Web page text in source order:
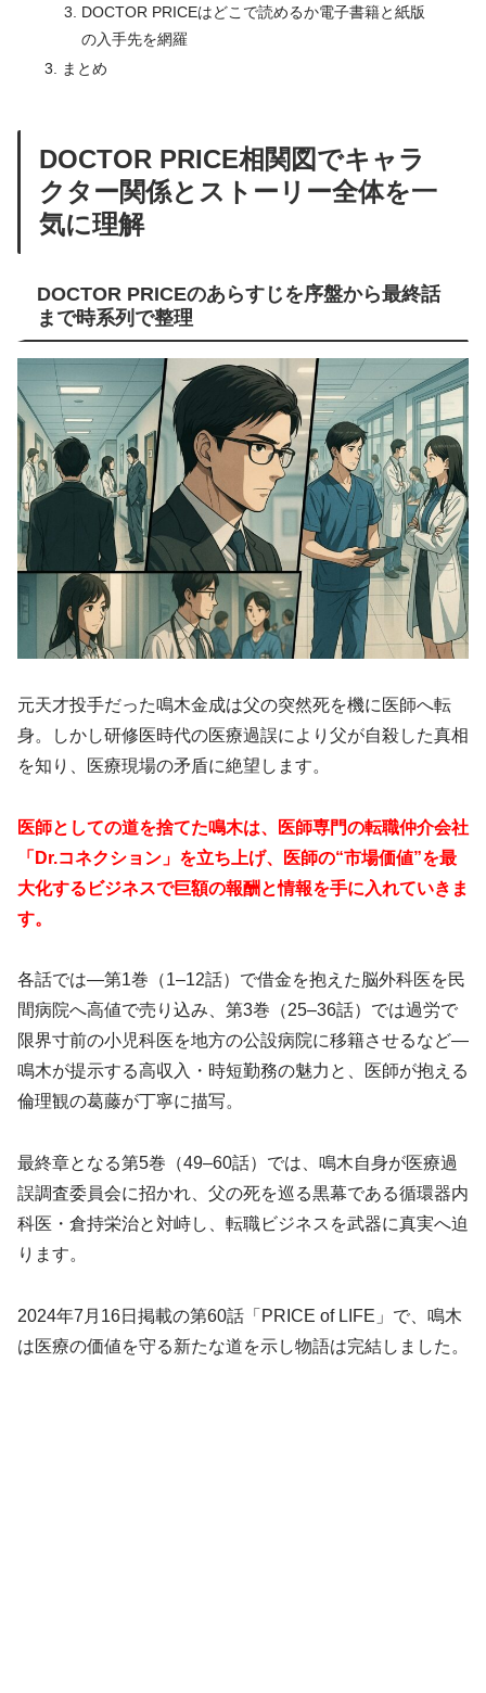
DOCTOR PRICEはどこで読めるか電子書籍と紙版
の入手先を網羅
まとめ
DOCTOR PRICE相関図でキャラ
クター関係とストーリー全体を一
気に理解
DOCTOR PRICEのあらすじを序盤から最終話
まで時系列で整理
元天才投手だった鳴木金成は父の突然死を機に医師へ転
身。しかし研修医時代の医療過誤により父が自殺した真相
を知り、医療現場の矛盾に絶望します。
医師としての道を捨てた鳴木は、医師専門の転職仲介会社
「Dr.コネクション」を立ち上げ、医師の“市場価値”を最
大化するビジネスで巨額の報酬と情報を手に入れていきま
す。
各話では—第1巻（1–12話）で借金を抱えた脳外科医を民
間病院へ高値で売り込み、第3巻（25–36話）では過労で
限界寸前の小児科医を地方の公設病院に移籍させるなど—
鳴木が提示する高収入・時短勤務の魅力と、医師が抱える
倫理観の葛藤が丁寧に描写。
最終章となる第5巻（49–60話）では、鳴木自身が医療過
誤調査委員会に招かれ、父の死を巡る黒幕である循環器内
科医・倉持栄治と対峙し、転職ビジネスを武器に真実へ迫
ります。
2024年7月16日掲載の第60話「PRICE of LIFE」で、鳴木
は医療の価値を守る新たな道を示し物語は完結しました。